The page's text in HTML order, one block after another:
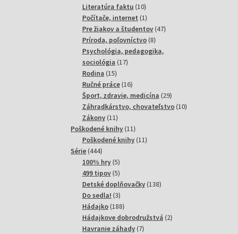
produktov
Literatúra faktu 1010
produktov
Počítače, internet 11
produkt
Pre žiakov a študentov 4747
Príroda, poľovníctvo 88
produktov
Psychológia, pedagogika,
sociológia 1717
Rodina 1515
produktov
Ručné práce 1616
produktov
Šport, zdravie, medicína 2929
produktov
Záhradkárstvo, chovateľstvo 1010
Zákony 1111
produktov
Poškodené knihy 1111
produktov
Poškodené knihy 1111
Série 444444
produktov
100% hry 55
produktov
499 tipov 55
produktov
Detské doplňovačky 138138
Do sedla! 33
produkty
Hádajko 188188
produktov
Hádajkove dobrodružstvá 22
Havranie záhady 77